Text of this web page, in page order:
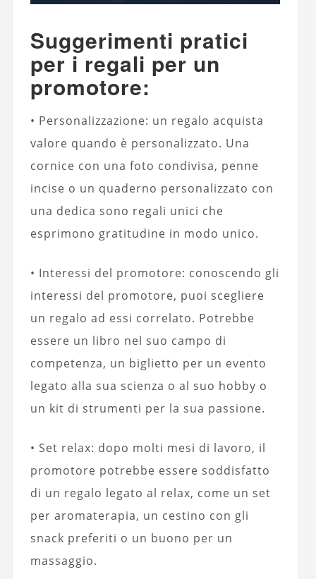
Suggerimenti pratici
per i regali per un
promotore:
• Personalizzazione: un regalo acquista
valore quando è personalizzato. Una
cornice con una foto condivisa, penne
incise o un quaderno personalizzato con
una dedica sono regali unici che
esprimono gratitudine in modo unico.
• Interessi del promotore: conoscendo gli
interessi del promotore, puoi scegliere
un regalo ad essi correlato. Potrebbe
essere un libro nel suo campo di
competenza, un biglietto per un evento
legato alla sua scienza o al suo hobby o
un kit di strumenti per la sua passione.
• Set relax: dopo molti mesi di lavoro, il
promotore potrebbe essere soddisfatto
di un regalo legato al relax, come un set
per aromaterapia, un cestino con gli
snack preferiti o un buono per un
massaggio.